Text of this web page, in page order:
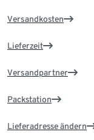
Versandkosten
Lieferzeit
Versandpartner
Packstation
Lieferadresse ändern